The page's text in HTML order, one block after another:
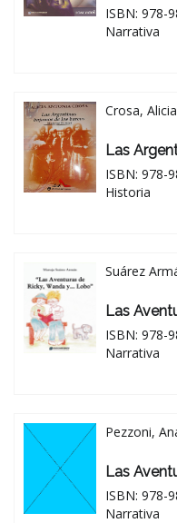
ISBN: 978-
Narrativa
Crosa,
Las
ISBN: 978-
Historia
Suárez
Las
ISBN: 978-
Narrativa
Pezzoni,
Las
ISBN: 978-
Narrativa